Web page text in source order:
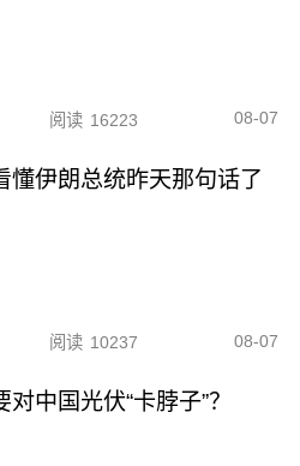
阅读 16223 08-07
懂伊朗总统昨天那句话了
阅读 10237 08-07
中国光伏“卡脖子”？